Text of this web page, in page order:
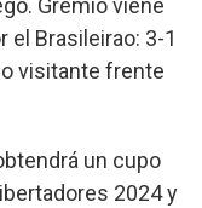
Gremio viene
Brasileirao: 3-1
visitante frente
un cupo
2024 y